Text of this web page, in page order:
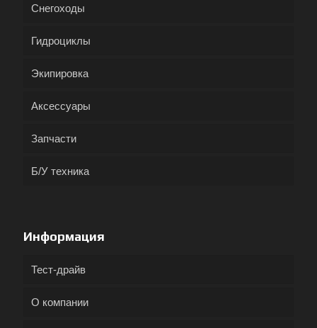
Снегоходы
Гидроциклы
Экипировка
Аксессуары
Запчасти
Б/У техника
Информация
Тест-драйв
О компании